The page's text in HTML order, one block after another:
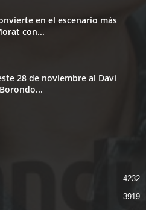
en el escenario más
con...
28 de noviembre al Davi
4232
3919